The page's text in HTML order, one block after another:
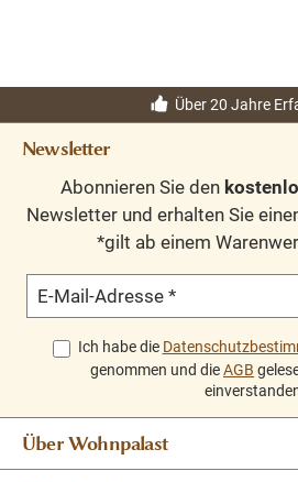
Unterer Stauraum mit Türen
Verstellbare Regalböden für
Hochwertige Messinggriffe und
Messingapplikationen
Naturbelassene Holzoptik mit
Jedes Möbelstück ist ein
Zerlegbar und dadurch
Einfacher Aufbau
Höhe:ca. 235 cm
Breite: ca. 260 cm
Über 20 Jahre
Newsletter
Abonnieren Sie den
Newsletter und erhalten Sie
*gilt ab einem
E-Mail-Adresse *
Ich habe die
genommen und dieAGB
Über Wohnpalast